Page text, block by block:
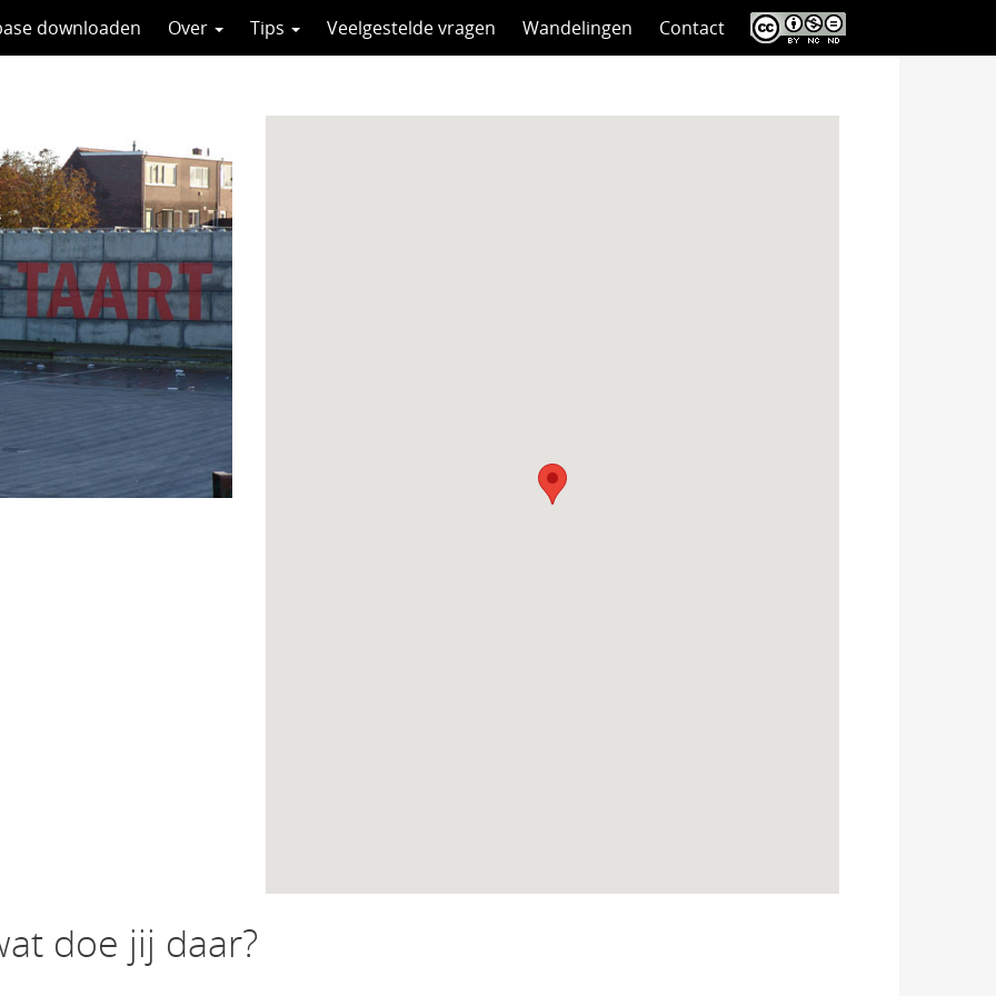
downloaden Over Tips Veelgestelde vragen Wandelingen Contact
doe jij daar?